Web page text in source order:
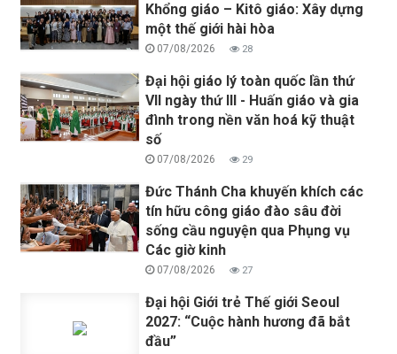
Khổng giáo – Kitô giáo: Xây dựng
một thế giới hài hòa
07/08/2026 28
Đại hội giáo lý toàn quốc lần thứ
VII ngày thứ III - Huấn giáo và gia
đình trong nền văn hoá kỹ thuật
số
07/08/2026 29
Đức Thánh Cha khuyến khích các
tín hữu công giáo đào sâu đời
sống cầu nguyện qua Phụng vụ
Các giờ kinh
07/08/2026 27
Đại hội Giới trẻ Thế giới Seoul
2027: “Cuộc hành hương đã bắt
đầu”